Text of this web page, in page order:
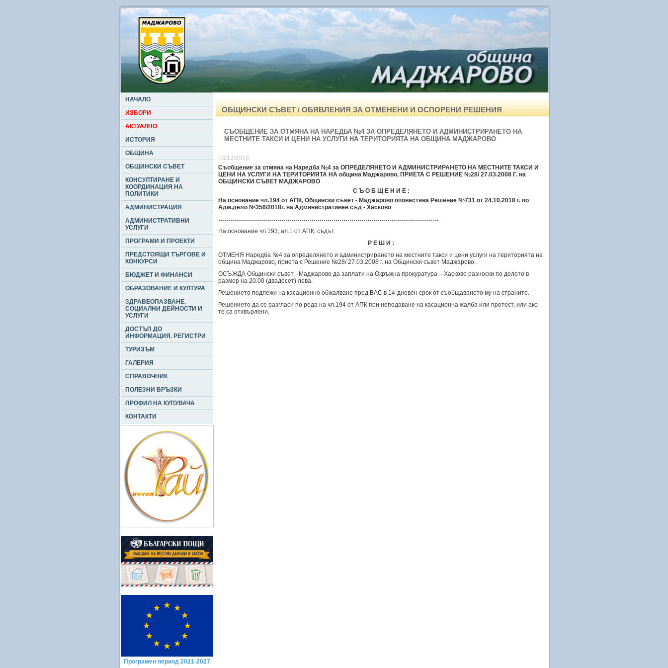
НАЧАЛО
ИЗБОРИ
АКТУАЛНО
ИСТОРИЯ
ОБЩИНА
ОБЩИНСКИ СЪВЕТ
КОНСУЛТИРАНЕ И
КООРДИНАЦИЯ НА
ПОЛИТИКИ
АДМИНИСТРАЦИЯ
АДМИНИСТРАТИВНИ
УСЛУГИ
ПРОГРАМИ И ПРОЕКТИ
ПРЕДСТОЯЩИ ТЪРГОВЕ И
КОНКУРСИ
БЮДЖЕТ И ФИНАНСИ
ОБРАЗОВАНИЕ И КУЛТУРА
ЗДРАВЕОПАЗВАНЕ.
СОЦИАЛНИ ДЕЙНОСТИ И
УСЛУГИ
ДОСТЪП ДО
ИНФОРМАЦИЯ. РЕГИСТРИ
ТУРИЗЪМ
ГАЛЕРИЯ
СПРАВОЧНИК
ПОЛЕЗНИ ВРЪЗКИ
ПРОФИЛ НА КУПУВАЧА
КОНТАКТИ
Програмен период 2021-2027
ОБЩИНСКИ СЪВЕТ/ОБЯВЛЕНИЯ ЗА ОТМЕНЕНИ И ОСПОРЕНИ РЕШЕНИЯ
СЪОБЩЕНИЕ ЗА ОТМЯНА НА НАРЕДБА №4 ЗА ОПРЕДЕЛЯНЕТО И АДМИНИСТРИРАНЕТО НА
МЕСТНИТЕ ТАКСИ И ЦЕНИ НА УСЛУГИ НА ТЕРИТОРИЯТА НА ОБЩИНА МАДЖАРОВО
13/12/2018
Съобщение за отмяна на Наредба №4 за ОПРЕДЕЛЯНЕТО И АДМИНИСТРИРАНЕТО НА МЕСТНИТЕ ТАКСИ И
ЦЕНИ НА УСЛУГИ НА ТЕРИТОРИЯТА НА община Маджарово, ПРИЕТА С РЕШЕНИЕ №28/ 27.03.2008 Г. на
ОБЩИНСКИ СЪВЕТ МАДЖАРОВО
С Ъ О Б Щ Е Н И Е :
На основание чл.194 от АПК, Общински съвет - Маджарово оповестява Решение №731 от 24.10.2018 г. по
Адм.дело №356/2018г. на Административен съд - Хасково
…………………………………………………………………………………………………
На основание чл.193, ал.1 от АПК, съдът
Р Е Ш И :
ОТМЕНЯ Наредба №4 за определянето и администрирането на местните такси и цени услуги на територията на
община Маджарово, приета с Решение №28/ 27.03.2008 г. на Общински съвет Маджарово.
ОСЪЖДА Общински съвет - Маджарово да заплати на Окръжна прокуратура – Хасково разноски по делото в
размер на 20.00 (двадесет) лева.
Решението подлежи на касационно обжалване пред ВАС в 14-дневен срок от съобщаването му на страните.
Решението да се разгласи по реда на чл.194 от АПК при неподаване на касационна жалба или протест, или ако
те са отхвърлени.